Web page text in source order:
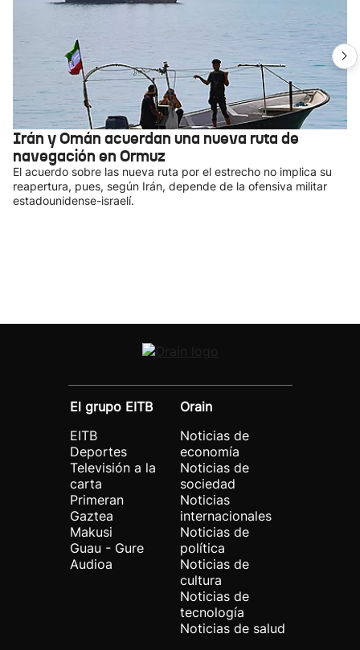
Irán y Omán acuerdan una nueva ruta de
navegación en Ormuz
El acuerdo sobre las nueva ruta por el estrecho no implica su
reapertura, pues, según Irán, depende de la ofensiva militar
estadounidense-israelí.
El grupo EITB
EITB
Deportes
Televisión a la
carta
Primeran
Gaztea
Makusi
Guau - Gure
Audioa
Orain
Noticias de
economía
Noticias de
sociedad
Noticias
internacionales
Noticias de
política
Noticias de
cultura
Noticias de
tecnología
Noticias de salud